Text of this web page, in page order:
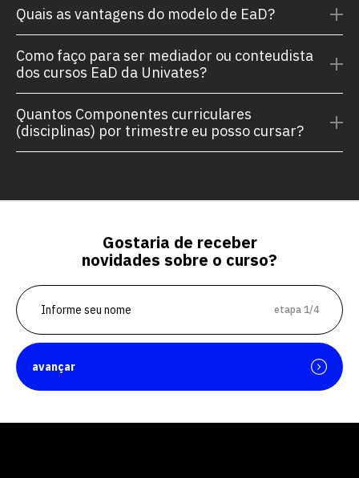
Quais as vantagens do modelo de EaD?
Como faço para ser mediador ou conteudista
dos cursos EaD da Univates?
Quantos Componentes curriculares
(disciplinas) por trimestre eu posso cursar?
Gostaria de receber
novidades sobre o curso?
etapa 1/4
avançar